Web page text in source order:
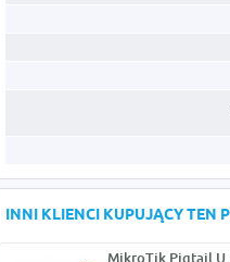
INNI KLIENCI KUPUJĄCY TEN
MikroTik Pigtail